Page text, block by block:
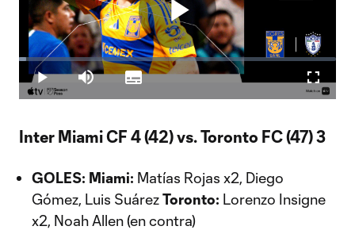
Play
Video
Play Mute
Loaded:
2.37%
Subtitles
Inter Miami CF 4 (42) vs. Toronto FC (47) 3
GOLES: Miami: Matías Rojas x2, Diego
Gómez, Luis SuárezToronto: Lorenzo Insigne
x2, Noah Allen (en contra)